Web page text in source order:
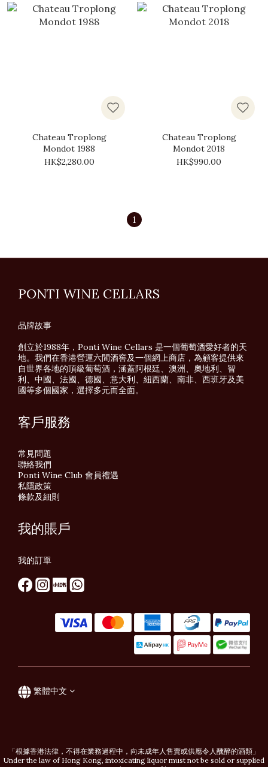
Chateau Troplong
Mondot 1988
HK$2,280.00
Chateau Troplong
Mondot 2018
HK$990.00
1
PONTI WINE CELLARS
品牌故事
創立於1988年，Ponti Wine Cellars 是一個葡萄酒愛好者的天
地。我們在香港營運六間酒窖及一個網上商店，為顧客提供來
自世界各地的頂級葡萄酒，涵蓋阿根廷、澳洲、奧地利、智
利、中國、法國、德國、意大利、紐西蘭、南非、西班牙及美
國等多個國家，選擇多元而全面。
客戶服務
常見問題
聯絡我們
Ponti Wine Club 會員禮遇
私隱政策
條款及細則
我的賬戶
我的訂單
繁體中文
「根據香港法律，不得在業務過程中，向未成年人售賣或供應令人醺醉的酒類」
Under the law of Hong Kong, intoxicating liquor must not be sold or supplied